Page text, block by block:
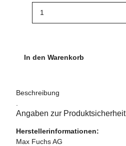
In den Warenkorb
Beschreibung
Angaben zur Produktsicherheit
Herstellerinformationen:
Max Fuchs AG